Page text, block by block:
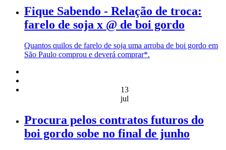
Fique Sabendo - Relação de troca:
farelo de soja x @ de boi gordo
Quantos quilos de farelo de soja uma arroba de boi gordo em
São Paulo comprou e deverá comprar*.
13
jul
Procura pelos contratos futuros do
boi gordo sobe no final de junho